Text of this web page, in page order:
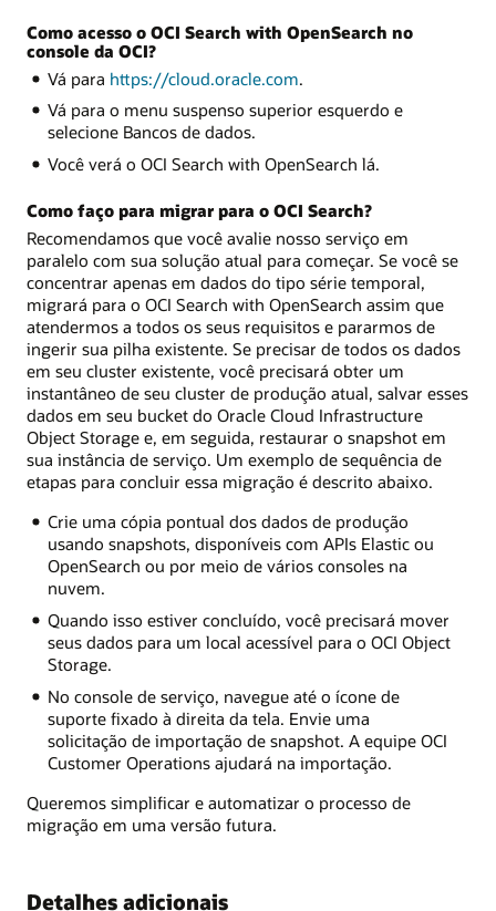
Como acesso o OCI Search with OpenSearch no
console da OCI?
Vá para https://cloud.oracle.com.
Vá para o menu suspenso superior esquerdo e
selecione Bancos de dados.
Você verá o OCI Search with OpenSearch lá.
Como faço para migrar para o OCI Search?
Recomendamos que você avalie nosso serviço em
paralelo com sua solução atual para começar. Se você se
concentrar apenas em dados do tipo série temporal,
migrará para o OCI Search with OpenSearch assim que
atendermos a todos os seus requisitos e pararmos de
ingerir sua pilha existente. Se precisar de todos os dados
em seu cluster existente, você precisará obter um
instantâneo de seu cluster de produção atual, salvar esses
dados em seu bucket do Oracle Cloud Infrastructure
Object Storage e, em seguida, restaurar o snapshot em
sua instância de serviço. Um exemplo de sequência de
etapas para concluir essa migração é descrito abaixo.
Crie uma cópia pontual dos dados de produção
usando snapshots, disponíveis com APIs Elastic ou
OpenSearch ou por meio de vários consoles na
nuvem.
Quando isso estiver concluído, você precisará mover
seus dados para um local acessível para o OCI Object
Storage.
No console de serviço, navegue até o ícone de
suporte fixado à direita da tela. Envie uma
solicitação de importação de snapshot. A equipe OCI
Customer Operations ajudará na importação.
Queremos simplificar e automatizar o processo de
migração em uma versão futura.
Detalhes adicionais